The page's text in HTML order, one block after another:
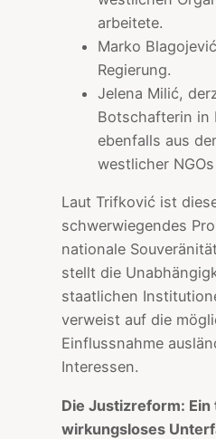
arbeitete.
Marko
Regierung.
Jelena Milić,
Botschafterin in
ebenfalls aus
westlicher
Laut Trifković ist
schwerwiegendes
nationale
stellt die
staatlichen
verweist auf die
Einflussnahme
Interessen.
Die Justizreform: Ein
wirkungsloses